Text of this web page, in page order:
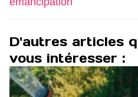
D'autres articles
vous intéresser :